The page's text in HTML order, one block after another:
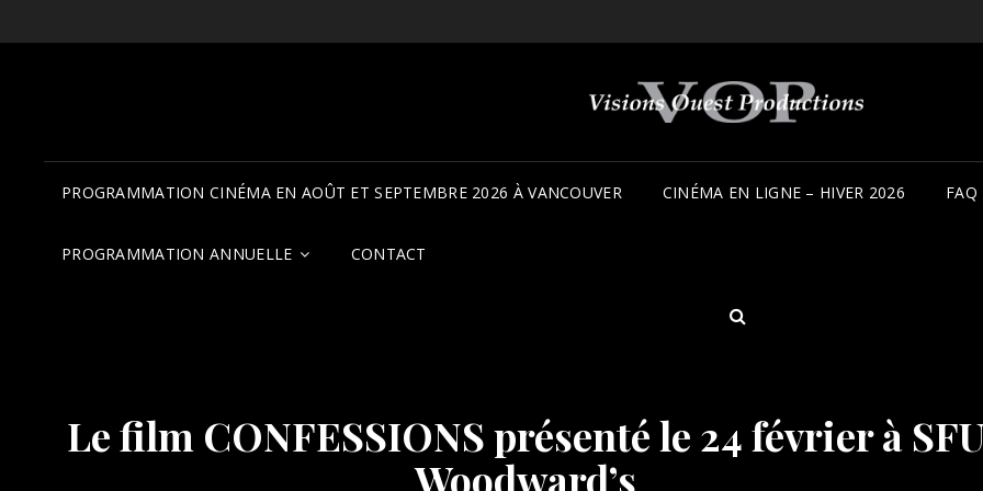
PROGRAMMATION CINÉMA EN AOÛT ET SEPTEMBRE 2026 À VANCOUVER CINÉMA EN LIGNE – HIVER 2026 FAQ
PROGRAMMATION ANNUELLE CONTACT
SEARCH
Le film CONFESSIONS présenté le 24 février à
Woodward’s